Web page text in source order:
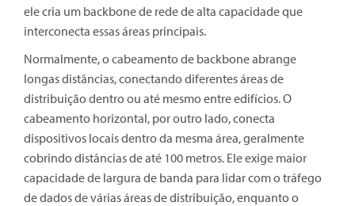
ele cria um backbone de rede de alta capacidade que
interconecta essas áreas principais.
Normalmente, o cabeamento de backbone abrange
longas distâncias, conectando diferentes áreas de
distribuição dentro ou até mesmo entre edifícios. O
cabeamento horizontal, por outro lado, conecta
dispositivos locais dentro da mesma área, geralmente
cobrindo distâncias de até 100 metros. Ele exige maior
capacidade de largura de banda para lidar com o tráfego
de dados de várias áreas de distribuição, enquanto o